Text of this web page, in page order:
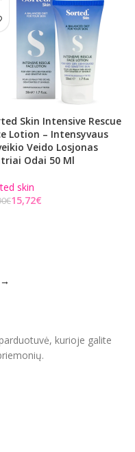
Skin Intensive Rescue
Lotion – Intensyvaus
Veido Losjonas
Odai 50 Ml
skin
€15,72€
→
kurioje galite